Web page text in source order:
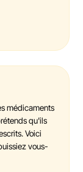
médicaments
qu'ils
Voici
vous-